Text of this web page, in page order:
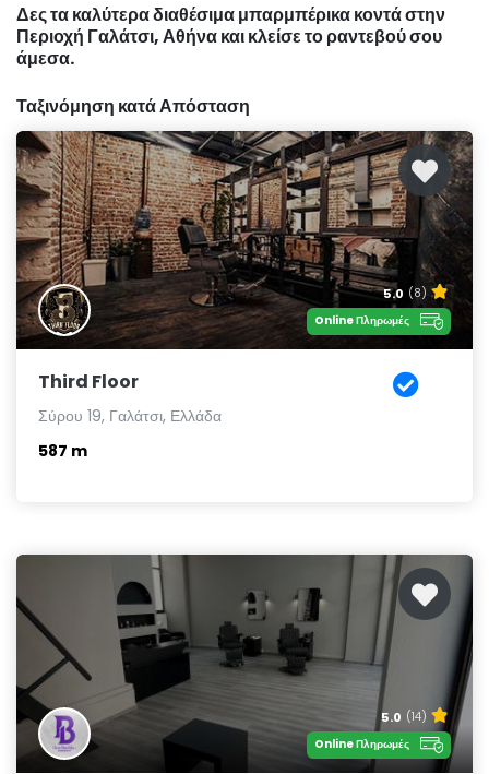
Δες τα καλύτερα διαθέσιμα μπαρμπέρικα κοντά στην
Περιοχή Γαλάτσι, Αθήνα και κλείσε το ραντεβού σου
άμεσα.
Ταξινόμηση κατά Απόσταση
5.0 (8)
Online Πληρωμές
Third Floor
Σύρου 19, Γαλάτσι, Ελλάδα
587 m
5.0 (14)
Online Πληρωμές